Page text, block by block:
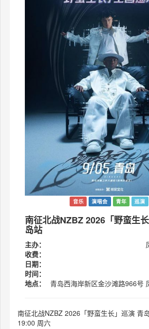
音乐 演唱会 青年 巡演
南征北战NZBZ 2026「野蛮生
岛站
主办：
收费：
日期：
时间：
地点：
青岛西海岸新区金沙滩路966号
南征北战NZBZ 2026「野蛮生长」巡演 青
19:00 周六